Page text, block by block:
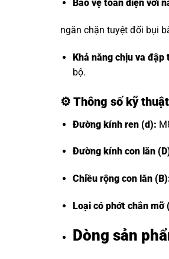
Bảo vệ toàn diện với
ngăn chặn tuyệt đối bụi
Khả năng chịu va đập
bộ.
⚙️ Thông số kỹ
Đường kính ren (d):
Đường kính con lăn
Chiều rộng con lăn
Loại có phớt chắn mỡ
Dòng sản